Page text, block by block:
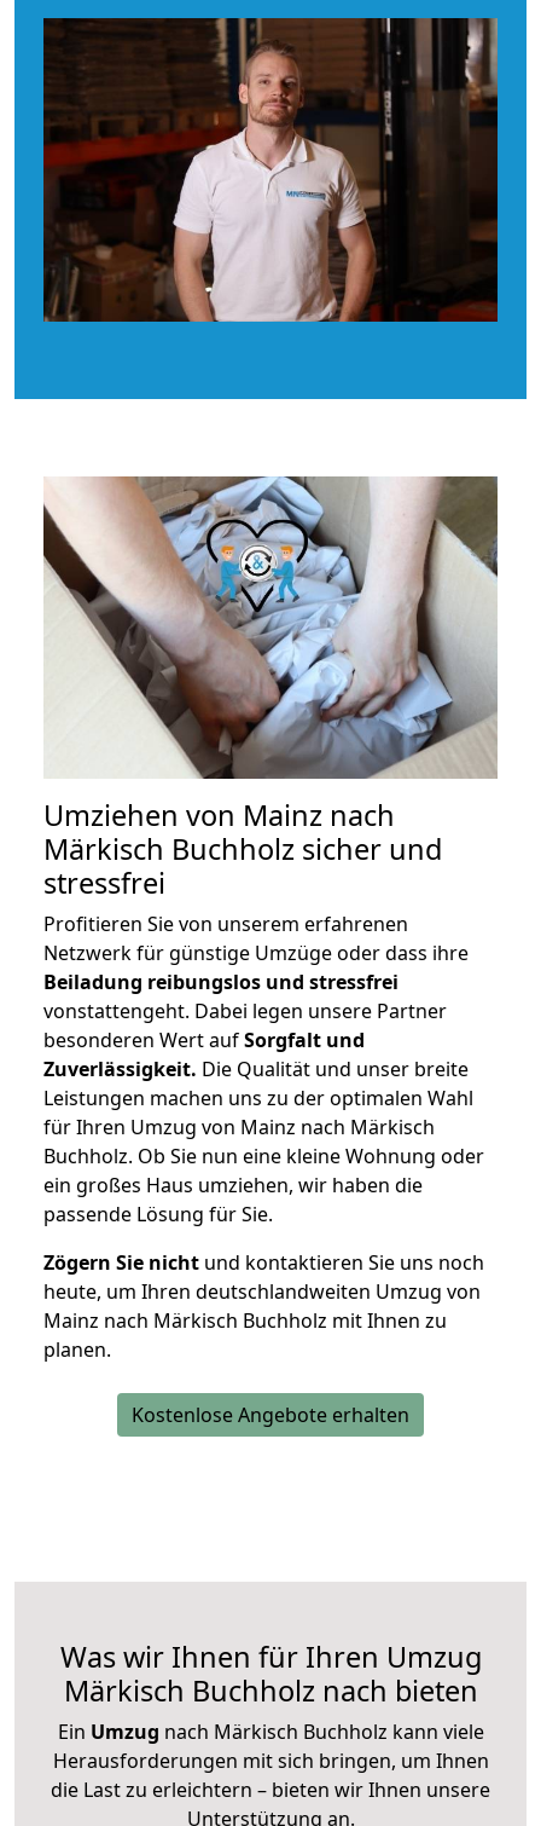
Umziehen von Mainz nach
Märkisch Buchholz sicher und
stressfrei
Profitieren Sie von unserem erfahrenen
Netzwerk für günstige Umzüge oder dass ihre
Beiladung reibungslos und stressfrei
vonstattengeht. Dabei legen unsere Partner
besonderen Wert aufSorgfalt und
Zuverlässigkeit. Die Qualität und unser breite
Leistungen machen uns zu der optimalen Wahl
für Ihren Umzug von Mainz nach Märkisch
Buchholz. Ob Sie nun eine kleine Wohnung oder
ein großes Haus umziehen, wir haben die
passende Lösung für Sie.
Zögern Sie nicht und kontaktieren Sie uns noch
heute, um Ihren deutschlandweiten Umzug von
Mainz nach Märkisch Buchholz mit Ihnen zu
planen.
Kostenlose Angebote erhalten
Was wir Ihnen für Ihren Umzug
Märkisch Buchholz nach bieten
Ein Umzug nach Märkisch Buchholz kann viele
Herausforderungen mit sich bringen, um Ihnen
die Last zu erleichtern – bieten wir Ihnen unsere
Unterstützung an.